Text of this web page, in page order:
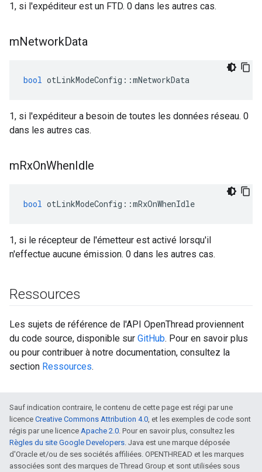
1, si l'expéditeur est un FTD. 0 dans les autres cas.
mNetworkData
bool otLinkModeConfig ::mNetworkData
1, si l'expéditeur a besoin de toutes les données réseau. 0
dans les autres cas.
mRxOnWhenIdle
bool otLinkModeConfig ::mRxOnWhenIdle
1, si le récepteur de l'émetteur est activé lorsqu'il
n'effectue aucune émission. 0 dans les autres cas.
Ressources
Les sujets de référence de l'API OpenThread proviennent
du code source, disponible sur GitHub. Pour en savoir plus
ou pour contribuer à notre documentation, consultez la
section Ressources.
Sauf indication contraire, le contenu de cette page est régi par une
licence Creative Commons Attribution 4.0, et les exemples de code sont
régis par une licence Apache 2.0. Pour en savoir plus, consultez les
Règles du site Google Developers. Java est une marque déposée
d'Oracle et/ou de ses sociétés affiliées. OPENTHREAD et les marques
associées sont des marques de Thread Group et sont utilisées sous